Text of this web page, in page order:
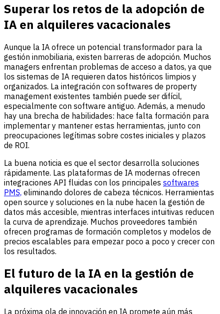
Superar los retos de la adopción de
IA en alquileres vacacionales
Aunque la IA ofrece un potencial transformador para la
gestión inmobiliaria, existen barreras de adopción. Muchos
managers enfrentan problemas de acceso a datos, ya que
los sistemas de IA requieren datos históricos limpios y
organizados. La integración con softwares de property
management existentes también puede ser difícil,
especialmente con software antiguo. Además, a menudo
hay una brecha de habilidades: hace falta formación para
implementar y mantener estas herramientas, junto con
preocupaciones legítimas sobre costes iniciales y plazos
de ROI.
La buena noticia es que el sector desarrolla soluciones
rápidamente. Las plataformas de IA modernas ofrecen
integraciones API fluidas con los principales softwares
PMS, eliminando dolores de cabeza técnicos. Herramientas
open source y soluciones en la nube hacen la gestión de
datos más accesible, mientras interfaces intuitivas reducen
la curva de aprendizaje. Muchos proveedores también
ofrecen programas de formación completos y modelos de
precios escalables para empezar poco a poco y crecer con
los resultados.
El futuro de la IA en la gestión de
alquileres vacacionales
La próxima ola de innovación en IA promete aún más